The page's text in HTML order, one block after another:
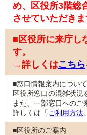
め、区役所3階総
させていただきま
■区役所に来庁し
す。
→詳しくはこちら
■窓口情報案内について
区役所窓口の混雑状況
また、一部窓口へのご
詳しくは「 ご利用方法
■区役所のご案内